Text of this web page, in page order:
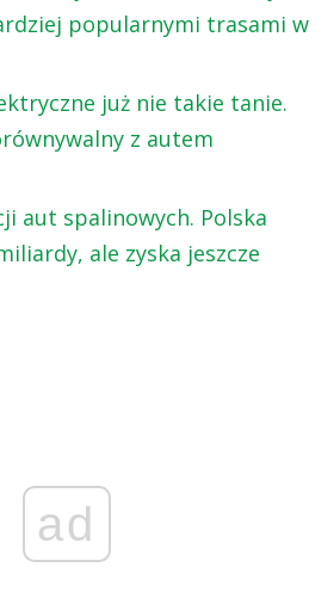
popularnymi trasami w
już nie takie tanie.
z autem
aut spalinowych. Polska
ale zyska jeszcze
ad